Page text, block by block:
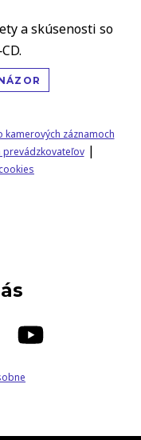
a skúsenosti so
kamerových záznamoch
|